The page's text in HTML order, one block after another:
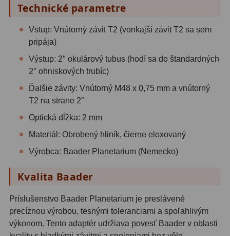
Motorové pohony
Lišty8
Protizávažia3
27
Zrkadielka a hranoly 61
Diagonálne zrkadielka 36
Diagonálne hranoly7
Amici hranoly 45° 11
Amici hranoly 90° 7
Astrofotografia
Technické parametre
Vstup: Vnútorný závit T2 (vonkajší závit T2 sa sem
pripája)
Výstup: 2″ okulárový tubus (hodí sa do štandardných
2″ ohniskových trubíc)
Ďalšie závity: Vnútorný M48 x 0,75 mm a vnútorný
T2 na strane 2″
Optická dĺžka: 2 mm
Materiál: Obrobený hliník, čierne eloxovaný
Výrobca: Baader Planetarium (Nemecko)
Kvalita Baader
Príslušenstvo Baader Planetarium je preslávené
precíznou výrobou, tesnými toleranciami a spoľahlivým
výkonom. Tento adaptér udržiava povesť Baader v oblasti